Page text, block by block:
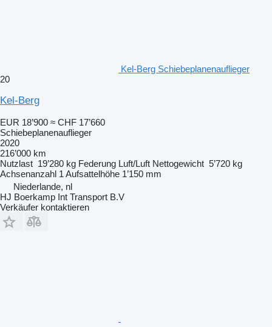
Kel-Berg Schiebeplanenauflieger
20
Kel-Berg
EUR 18’900 ≈ CHF 17’660
Schiebeplanenauflieger
2020
216’000 km
Nutzlast 19’280 kg Federung Luft/Luft Nettogewicht 5’720 kg
Achsenanzahl 1 Aufsattelhöhe 1’150 mm
Niederlande, nl
HJ Boerkamp Int Transport B.V
Verkäufer kontaktieren